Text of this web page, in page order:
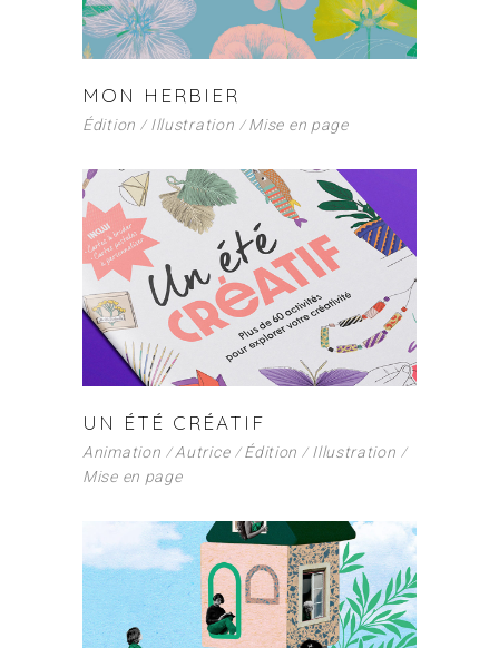
MON HERBIER
Édition Illustration Mise en page
UN ÉTÉ CRÉATIF
Animation Autrice Édition
Illustration
Mise en page